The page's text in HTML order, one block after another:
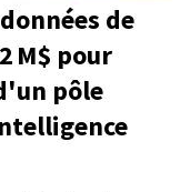
de
M$ pour
pôle